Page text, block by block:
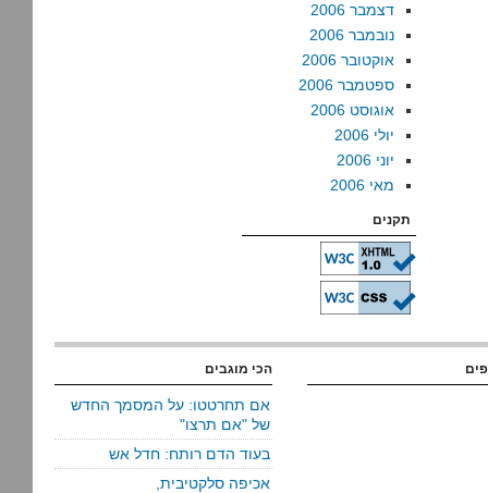
דצמבר 2006
נובמבר 2006
אוקטובר 2006
ספטמבר 2006
אוגוסט 2006
יולי 2006
יוני 2006
מאי 2006
תקנים
הכי מוגבים
אם תחרטטו: על המסמך החדש
של "אם תרצו"
בעוד הדם רותח: חדל אש
אכיפה סלקטיבית,